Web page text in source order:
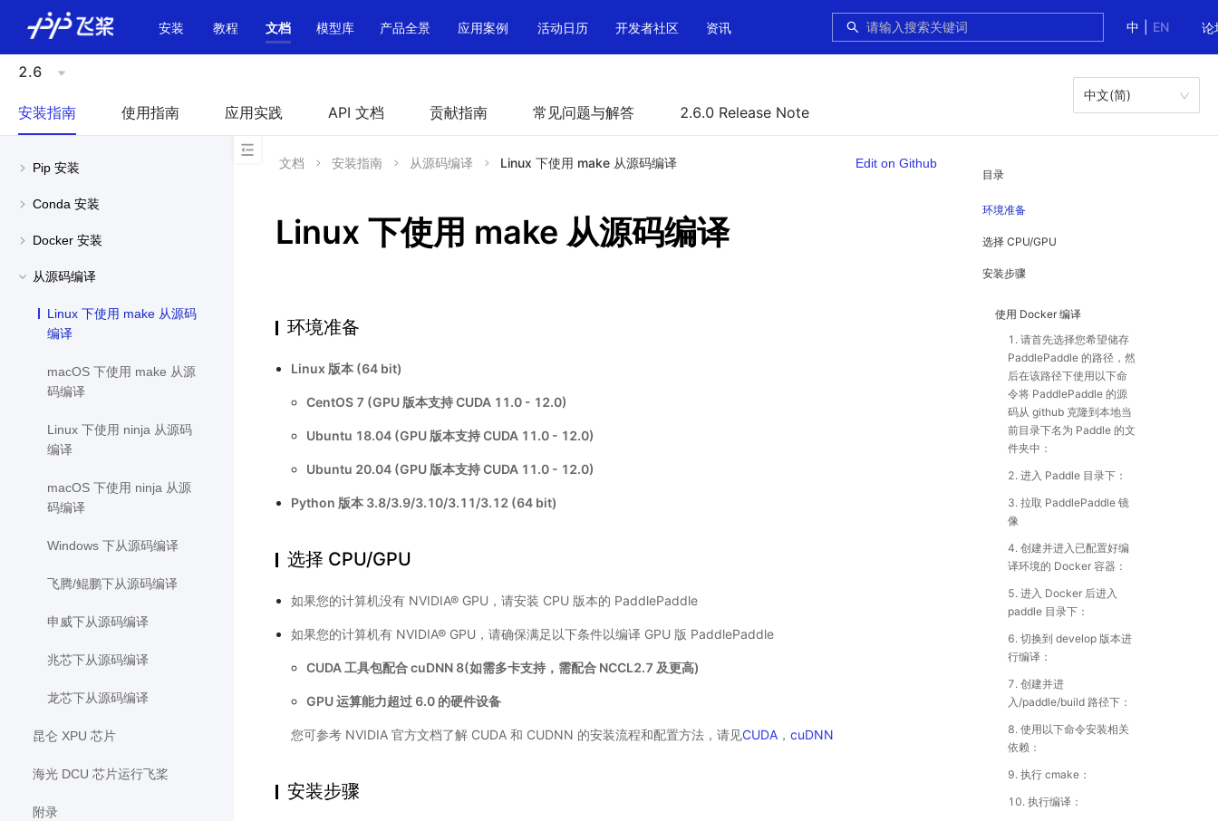
中
EN 论
安装 教程 文档 模型库 产品全景 应用案例 活动日历 开发者社区 资讯
2.6
安装指南 使用指南 应用实践 API 文档 贡献指南 常见问题与解答 2.6.0 Release Note
中文(简)
Pip 安装
Conda 安装
Docker 安装
从源码编译
Linux 下使用 make 从源码
编译
macOS 下使用 make 从源
码编译
Linux 下使用 ninja 从源码
编译
macOS 下使用 ninja 从源
码编译
Windows 下从源码编译
飞腾/鲲鹏下从源码编译
申威下从源码编译
兆芯下从源码编译
龙芯下从源码编译
昆仑 XPU 芯片
海光 DCU 芯片运行飞桨
附录
目录
环境准备
选择 CPU/GPU
安装步骤
使用 Docker 编译
1. 请首先选择您希望储存
PaddlePaddle 的路径，然
后在该路径下使用以下命
令将 PaddlePaddle 的源
码从 github 克隆到本地当
前目录下名为 Paddle 的文
件夹中：
2. 进入 Paddle 目录下：
3. 拉取 PaddlePaddle 镜
像
4. 创建并进入已配置好编
译环境的 Docker 容器：
5. 进入 Docker 后进入
paddle 目录下：
6. 切换到 develop 版本进
行编译：
7. 创建并进
入/paddle/build 路径下：
8. 使用以下命令安装相关
依赖：
9. 执行 cmake：
10. 执行编译：
文档 安装指南 从源码编译 Linux 下使用 make 从源码编译 Edit on Github
Linux 下使用 make 从源码编译
环境准备
Linux 版本 (64 bit)
CentOS 7 (GPU 版本支持 CUDA 11.0 - 12.0)
Ubuntu 18.04 (GPU 版本支持 CUDA 11.0 - 12.0)
Ubuntu 20.04 (GPU 版本支持 CUDA 11.0 - 12.0)
Python 版本 3.8/3.9/3.10/3.11/3.12 (64 bit)
选择 CPU/GPU
如果您的计算机没有 NVIDIA® GPU，请安装 CPU 版本的 PaddlePaddle
如果您的计算机有 NVIDIA® GPU，请确保满足以下条件以编译 GPU 版 PaddlePaddle
CUDA 工具包配合 cuDNN 8(如需多卡支持，需配合 NCCL2.7 及更高)
GPU 运算能力超过 6.0 的硬件设备
您可参考 NVIDIA 官方文档了解 CUDA 和 CUDNN 的安装流程和配置方法，请见CUDA， cuDNN
安装步骤